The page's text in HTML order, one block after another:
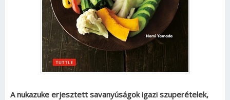
A nukazuke erjesztett savanyúságok igazi szuperételek,